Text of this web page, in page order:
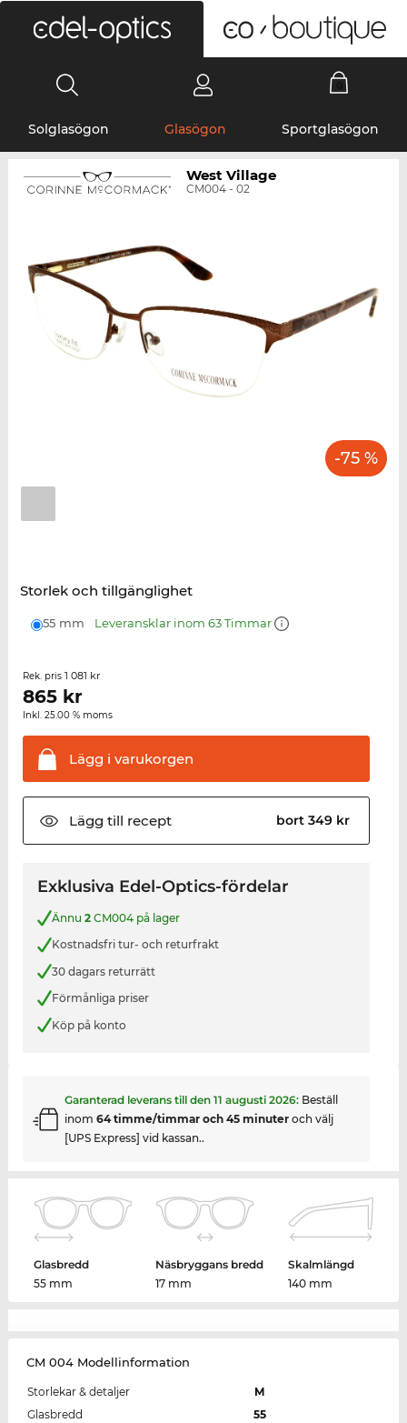
Solglasögon Glasögon Sportglasögon
West Village
CM004 - 02
-75 %
Storlek och tillgänglighet
55 mm Leveransklar inom 63 Timmar
Rek. pris 1 081 kr
865kr
Inkl. 25.00 % moms
Lägg i varukorgen
Lägg till recept bort 349 kr
Exklusiva Edel-Optics-fördelar
Ännu 2CM004 på lager
Kostnadsfri tur- och returfrakt
30 dagars returrätt
Förmånliga priser
Köp på konto
Garanterad leverans till den 11 augusti 2026: Beställ
inom 64 timme/timmar och 45 minuteroch välj
[UPS Express] vid kassan..
Glasbredd
55 mm
Näsbryggans bredd
17 mm
Skalmlängd
140 mm
CM 004 Modellinformation
Storlekar & detaljer
M
Glasbredd
55